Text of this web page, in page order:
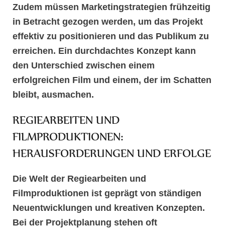
Zudem müssen Marketingstrategien frühzeitig
in Betracht gezogen werden, um das Projekt
effektiv zu positionieren und das Publikum zu
erreichen. Ein durchdachtes Konzept kann
den Unterschied zwischen einem
erfolgreichen Film und einem, der im Schatten
bleibt, ausmachen.
REGIEARBEITEN UND
FILMPRODUKTIONEN:
HERAUSFORDERUNGEN UND ERFOLGE
Die Welt der Regiearbeiten und
Filmproduktionen ist geprägt von ständigen
Neuentwicklungen und kreativen Konzepten.
Bei der Projektplanung stehen oft